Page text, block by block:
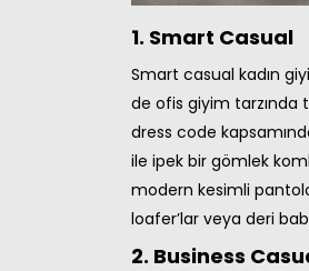
1. Smart Casual
Smart casual kadın
de ofis giyim tarzında
dress code
ile ipek bir gömlek
modern kesimli
loafer’lar veya deri
2. Business